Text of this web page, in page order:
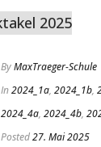
ByMaxTraeger-Schule
In2024_1a, 2024_1b,
2024_4a, 2024_4b,
Posted27. Mai 2025